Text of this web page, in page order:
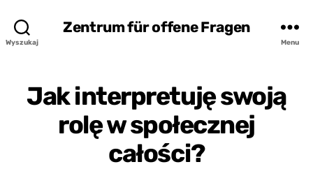
Wyszukaj
Zentrum für offene Fragen
Menu
Jak interpretuję swoją
rolę w społecznej
całości?